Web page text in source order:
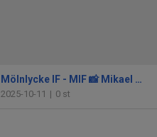
Mölnlycke IF - MIF 📸 Mikael Andersson
2025-10-11 | 0 st